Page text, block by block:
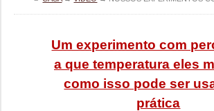
Um experimento com
a que temperatura eles
como isso pode ser
prática